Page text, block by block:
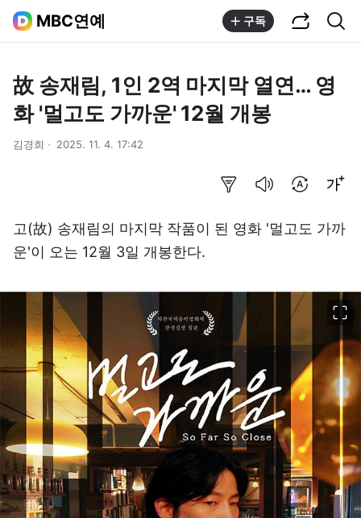
MBC연예 구독
故 송재림, 1인 2역 마지막 열연… 영
화 '멀고도 가까운' 12월 개봉
김경희 2025. 11. 4. 17:42
고(故) 송재림의 마지막 작품이 된 영화 '멀고도 가까
운'이 오는 12월 3일 개봉한다.